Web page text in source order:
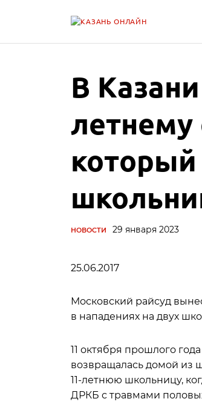
В
летнему
который
НОВОСТИ 29 января 2023
25.06.2017
Московский райсуд
в нападениях на двух
11 октября прошлого
возвращалась домой из
11-летнюю школьницу,
ДРКБ с травмами